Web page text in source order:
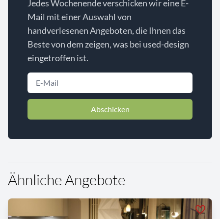
Jedes Wochenende verschicken wir eine E-
Mail mit einer Auswahl von
handverlesenen Angeboten, die Ihnen das
Beste von dem zeigen, was bei used-design
eingetroffen ist.
Abschicken
Ähnliche Angebote